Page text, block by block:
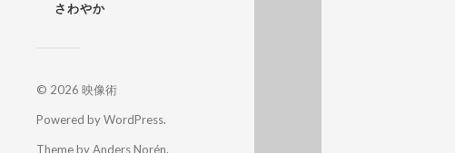
さわやか
© 2026 映像術
Powered byWordPress.
Theme byAnders Norén.